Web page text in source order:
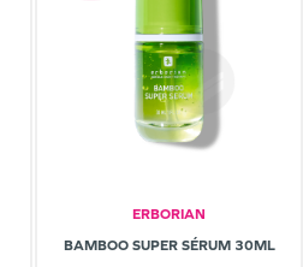
ERBORIAN
BAMBOO SUPER SÉRUM 30ML